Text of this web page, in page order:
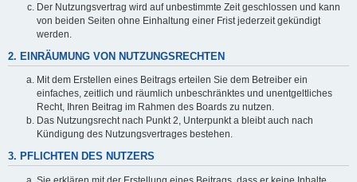
Der Nutzungsvertrag wird auf unbestimmte Zeit geschlossen und kann
von beiden Seiten ohne Einhaltung einer Frist jederzeit gekündigt
werden.
2. EINRÄUMUNG VON NUTZUNGSRECHTEN
Mit dem Erstellen eines Beitrags erteilen Sie dem Betreiber ein
einfaches, zeitlich und räumlich unbeschränktes und unentgeltliches
Recht, Ihren Beitrag im Rahmen des Boards zu nutzen.
Das Nutzungsrecht nach Punkt 2, Unterpunkt a bleibt auch nach
Kündigung des Nutzungsvertrages bestehen.
3. PFLICHTEN DES NUTZERS